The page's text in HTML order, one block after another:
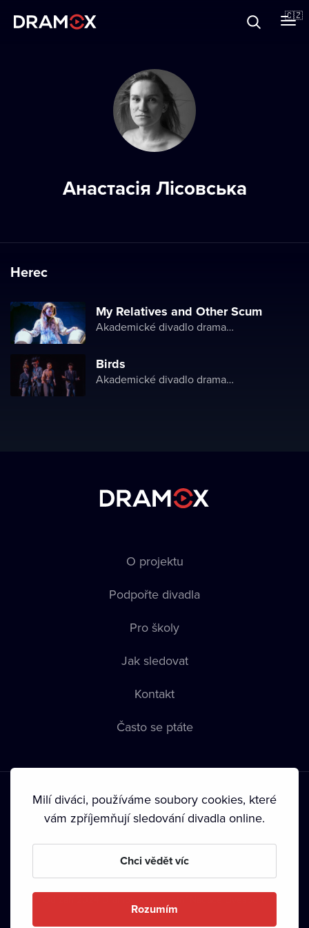
🇨🇿
Анастасія Лісовська
Herec
My Relatives and Other Scum
Akademické divadlo dramatu Lesji Ukrajinky
Birds
Akademické divadlo dramatu Lesji Ukrajinky
O projektu
Podpořte divadla
Pro školy
Jak sledovat
Kontakt
Často se ptáte
Podmínky používání • Ochrana soukromí • Zásady používání
• Autorská práva•
Milí diváci, používáme soubory cookies, které
vám zpříjemňují sledování divadla online.
Chci vědět víc
Rozumím